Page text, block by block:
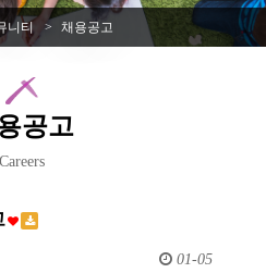
니티 > 채용공고
공고
Careers
01-05